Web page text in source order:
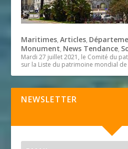
Maritimes,Articles,
Monument, News Tendance,
Mardi 27 juillet 2021, le Comité du
sur la Liste du patrimoine mondial de
NEWSLETTER